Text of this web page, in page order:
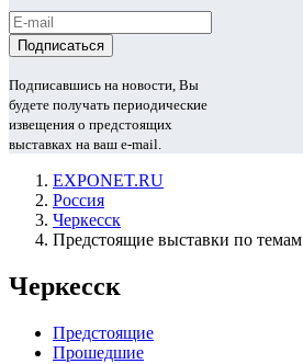
Подписавшись на новости, Вы
будете получать периодические
извещения о предстоящих
выставках на ваш e-mail.
EXPONET.RU
Россия
Черкесск
Предстоящие выставки по темам
Черкесск
Предстоящие
Прошедшие